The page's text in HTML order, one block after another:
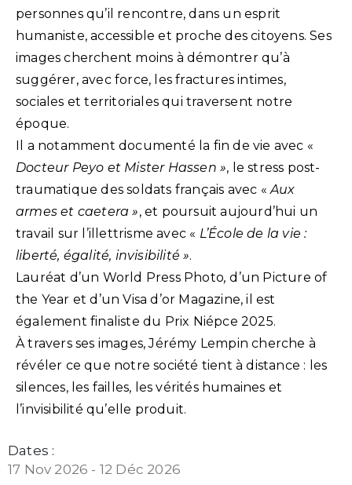
personnes qu’il rencontre, dans un esprit
humaniste, accessible et proche des citoyens.Ses
images cherchent moins à démontrer qu’à
suggérer, avec force, les fractures intimes,
sociales et territoriales qui traversent notre
époque.
Il a notamment documenté la fin de vie avec «
Docteur Peyo et Mister Hassen », le stress post-
traumatique des soldats français avec «Aux
armes et caetera », et poursuit aujourd’hui un
travail sur l’illettrisme avec « L’École de la vie :
liberté, égalité, invisibilité ».
Lauréat d’un World Press Photo, d’un Picture of
the Year et d’un Visa d’or Magazine, il est
également finaliste du Prix Niépce 2025.
À travers ses images, Jérémy Lempin cherche à
révéler ce que notre société tient à distance : les
silences, les failles, les vérités humaines et
l’invisibilité qu’elle produit.
Dates :
17 Nov 2026 - 12 Déc 2026